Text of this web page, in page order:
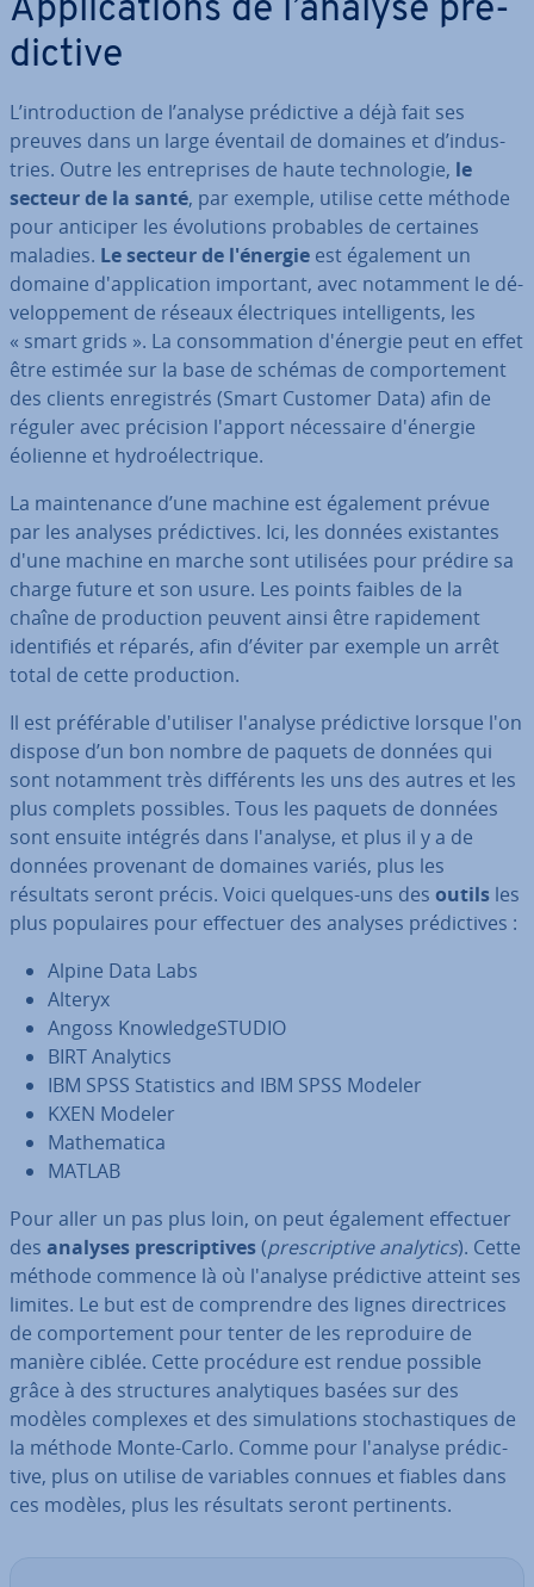
Ap­pli­ca­tions de l’analyse pré­
dic­tive
L’in­tro­duc­tion de l’analyse pré­dic­tive a déjà fait ses
preuves dans un large éventail de domaines et d’in­dus­
tries. Outre les en­tre­prises de haute tech­no­lo­gie, le
secteur de la santé, par exemple, utilise cette méthode
pour anticiper les évo­lu­tions probables de certaines
maladies. Le secteur de l'énergie est également un
domaine d'ap­pli­ca­tion important, avec notamment le dé­
ve­lop­pe­ment de réseaux élec­triques in­tel­li­gents, les
« smart grids ». La con­som­ma­tion d'énergie peut en effet
être estimée sur la base de schémas de com­por­te­ment
des clients en­re­gis­trés (Smart Customer Data) afin de
réguler avec précision l'apport né­ces­saire d'énergie
éolienne et hy­droé­lec­trique.
La main­te­nance d’une machine est également prévue
par les analyses pré­dic­tives. Ici, les données exis­tantes
d'une machine en marche sont utilisées pour prédire sa
charge future et son usure. Les points faibles de la
chaîne de pro­duc­tion peuvent ainsi être ra­pi­de­ment
iden­ti­fiés et réparés, afin d’éviter par exemple un arrêt
total de cette pro­duc­tion.
Il est pré­fé­rable d'uti­li­ser l'analyse pré­dic­tive lorsque l'on
dispose d’un bon nombre de paquets de données qui
sont notamment très dif­fé­rents les uns des autres et les
plus complets possibles. Tous les paquets de données
sont ensuite intégrés dans l'analyse, et plus il y a de
données provenant de domaines variés, plus les
résultats seront précis. Voici quelques-uns des outils les
plus po­pu­laires pour effectuer des analyses pré­dic­tives :
Alpine Data Labs
Alteryx
Angoss Know­led­geS­TU­DIO
BIRT Analytics
IBM SPSS Sta­tis­tics and IBM SPSS Modeler
KXEN Modeler
Ma­the­ma­tica
MATLAB
Pour aller un pas plus loin, on peut également effectuer
des analyses pres­crip­tives(pres­crip­tive analytics). Cette
méthode commence là où l'analyse pré­dic­tive atteint ses
limites. Le but est de com­prendre des lignes di­rec­trices
de com­por­te­ment pour tenter de les re­pro­duire de
manière ciblée. Cette procédure est rendue possible
grâce à des struc­tures ana­ly­tiques basées sur des
modèles complexes et des si­mu­la­tions sto­chas­tiques de
la méthode Monte-Carlo. Comme pour l'analyse pré­dic­
tive, plus on utilise de variables connues et fiables dans
ces modèles, plus les résultats seront per­ti­nents.